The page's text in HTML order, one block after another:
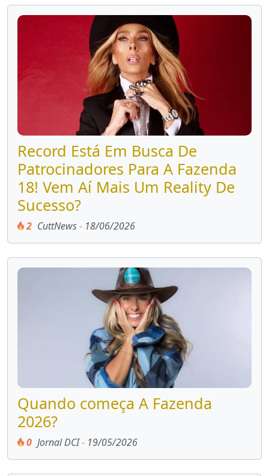
Record Está Em Busca De
Patrocinadores Para A Fazenda
18! Vem Aí Mais Um Reality De
Sucesso?
2 CuttNews- 18/06/2026
Quando começa A Fazenda
2026?
0 Jornal DCI- 19/05/2026